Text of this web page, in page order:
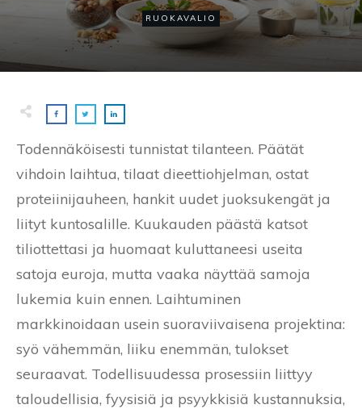
RUOKAVALIO
Todennäköisesti tunnistat tilanteen. Päätät
vihdoin laihtua, tilaat dieettiohjelman, ostat
proteiinijauheen, hankit uudet juoksukengät ja
liityt kuntosalille. Kuukauden päästä katsot
tiliottettasi ja huomaat kuluttaneesi useita
satoja euroja, mutta vaaka näyttää samoja
lukemia kuin ennen. Laihtuminen
markkinoidaan usein suoraviivaisena projektina:
syö vähemmän, liiku enemmän, tulokset
seuraavat. Todellisuudessa prosessiin liittyy
taloudellisia, fyysisiä ja psyykkisiä kustannuksia,